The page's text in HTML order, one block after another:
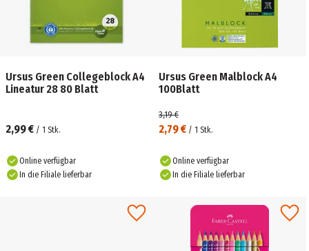
Ursus Green Collegeblock A4
Lineatur 28 80 Blatt
2,99 € / 1 Stk.
Online verfügbar
In die Filiale lieferbar
Ursus Green Malblock A4
100Blatt
2,79 € / 1 Stk.
3,19 €
Online verfügbar
In die Filiale lieferbar